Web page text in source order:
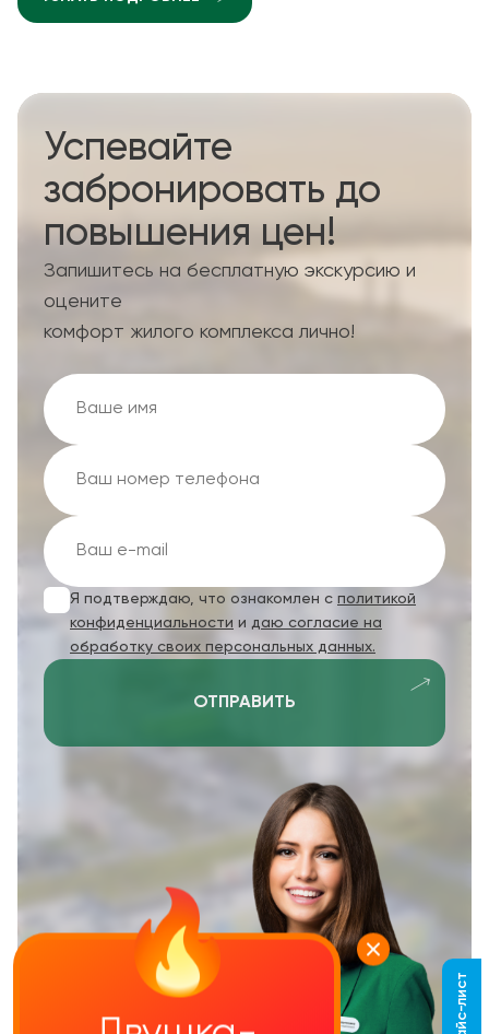
Успевайте
забронировать до
повышения цен!
Запишитесь на бесплатную экскурсию и
оцените
комфорт жилого комплекса лично!
Я подтверждаю, что ознакомлен с политикой
конфиденциальности и даю согласие на
обработку своих персональных данных.
ОТПРАВИТЬ